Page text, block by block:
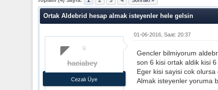
Ortak Aldebrid hesap almak isteyenler hele gelsin
haciabey
Cezalı Üye
01-06-2016, Saat: 20:37
Gencler bilmiyorum
son 6 kisi ortak aldik kisi
Eger kisi sayisi cok
Almak isteyenler yoruma